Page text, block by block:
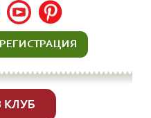
РЕГИСТРАЦИЯ
КЛУБ